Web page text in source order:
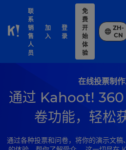
Skip to Page content
联
系
销
售
人
员
加
入
登
录
免
费
开
始
体
验
ZH-
CN
在线投票制
通过 Kahoot! 360
卷功能，轻松
通过各种投票和问卷，将你的演示文